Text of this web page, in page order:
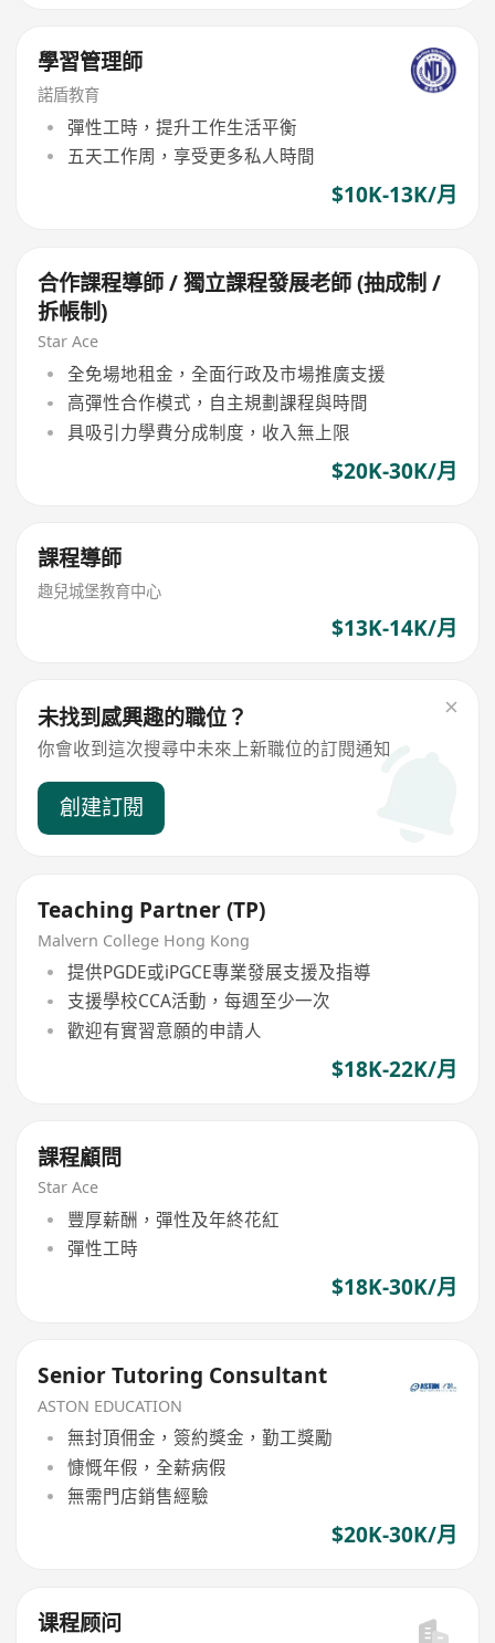
學習管理師
諾盾教育
彈性工時，提升工作生活平衡
五天工作周，享受更多私人時間
$10K-13K/月
合作課程導師 / 獨立課程發展老師 (抽成制 /
拆帳制)
Star Ace
全免場地租金，全面行政及市場推廣支援
高彈性合作模式，自主規劃課程與時間
具吸引力學費分成制度，收入無上限
$20K-30K/月
課程導師
趣兒城堡教育中心
$13K-14K/月
未找到感興趣的職位？
你會收到這次搜尋中未來上新職位的訂閱通知
創建訂閱
Teaching Partner (TP)
Malvern College Hong Kong
提供PGDE或iPGCE專業發展支援及指導
支援學校CCA活動，每週至少一次
歡迎有實習意願的申請人
$18K-22K/月
課程顧問
Star Ace
豐厚薪酬，彈性及年終花紅
彈性工時
$18K-30K/月
Senior Tutoring Consultant
ASTON EDUCATION
無封頂佣金，簽約獎金，勤工獎勵
慷慨年假，全薪病假
無需門店銷售經驗
$20K-30K/月
课程顾问